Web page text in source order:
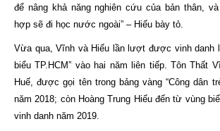
để nâng khả năng nghiên cứu của bản thân,
hợp sẽ đi học nước ngoài” – Hiếu bày tỏ.
Vừa qua, Vĩnh và Hiếu lần lượt được vinh danh
biểu TP.HCM” vào hai năm liên tiếp. Tôn Thất
Huế, được gọi tên trong bảng vàng “Công dân
năm 2018; còn Hoàng Trung Hiếu đến từ vùng
vinh danh năm 2019.